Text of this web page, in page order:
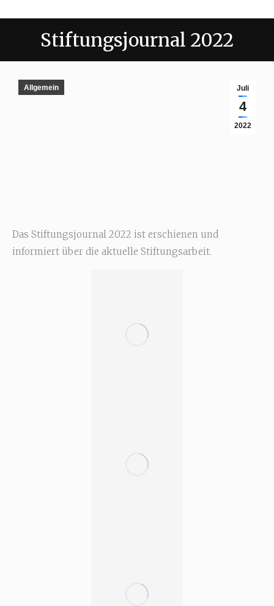
Stiftungsjournal 2022
Juli
4
2022
Allgemein
Das Stiftungsjournal 2022 ist erschienen und
informiert über die aktuelle Stiftungsarbeit.